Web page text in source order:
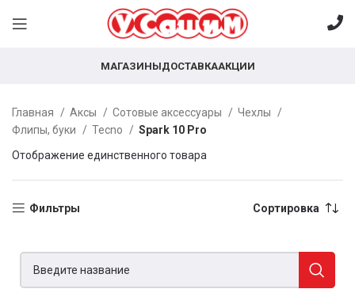
МАГАЗИНЫДОСТАВКААКЦИИ
Главная Аксы Сотовые аксессуары
Чехлы
Флипы, буки
Tecno
Spark 10 Pro
Отображение единственного товара
Фильтры Сортировка